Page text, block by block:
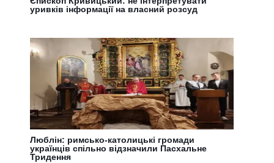
уривків інформації на власний розсуд
Люблін: римсько-католицькі громади
українців спільно відзначили Пасхальне
Тридення